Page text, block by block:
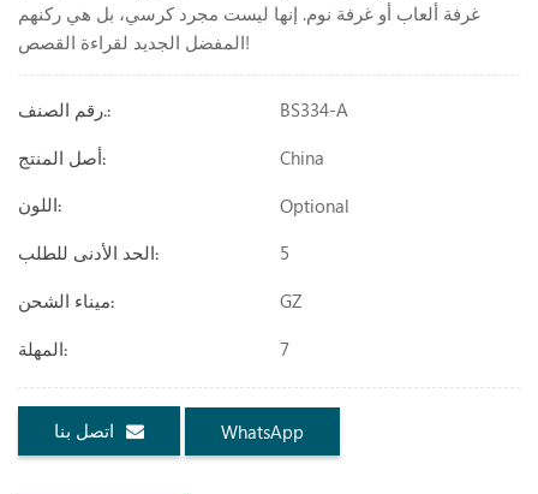
غرفة ألعاب أو غرفة نوم. إنها ليست مجرد كرسي، بل هي ركنهم
المفضل الجديد لقراءة القصص!
رقم الصنف.: BS334-A
أصل المنتج: China
اللون: Optional
الحد الأدنى للطلب: 5
ميناء الشحن: GZ
المهلة: 7
اتصل بنا WhatsApp